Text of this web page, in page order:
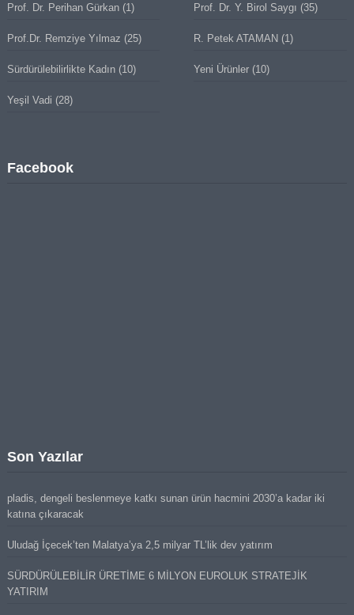
Prof. Dr. Perihan Gürkan(1) Prof. Dr. Y. Birol Saygı (35)
Prof.Dr. Remziye Yılmaz (25) R. Petek ATAMAN (1)
Sürdürülebilirlikte Kadın(10) Yeni Ürünler (10)
Yeşil Vadi (28)
Facebook
Son Yazılar
pladis, dengeli beslenmeye katkı sunan ürün hacmini 2030’a kadar iki
katına çıkaracak
Uludağ İçecek’ten Malatya’ya 2,5 milyar TL’lik dev yatırım
SÜRDÜRÜLEBİLİR ÜRETİME 6 MİLYON EUROLUK STRATEJİK
YATIRIM